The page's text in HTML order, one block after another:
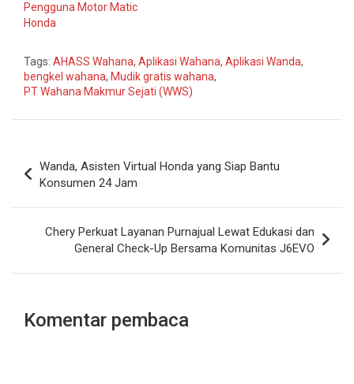
Pengguna Motor Matic
Honda
Tags: AHASS Wahana, Aplikasi Wahana, Aplikasi Wanda,
bengkel wahana, Mudik gratis wahana,
PT Wahana Makmur Sejati (WWS)
pos
Wanda, Asisten Virtual Honda yang Siap Bantu
Konsumen 24 Jam
Chery Perkuat Layanan Purnajual Lewat Edukasi dan
General Check-Up Bersama Komunitas J6EVO
Komentar pembaca